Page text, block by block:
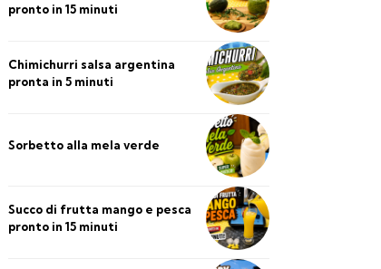
pronto in 15 minuti
Chimichurri salsa argentina
pronta in 5 minuti
Sorbetto alla mela verde
Succo di frutta mango e pesca
pronto in 15 minuti